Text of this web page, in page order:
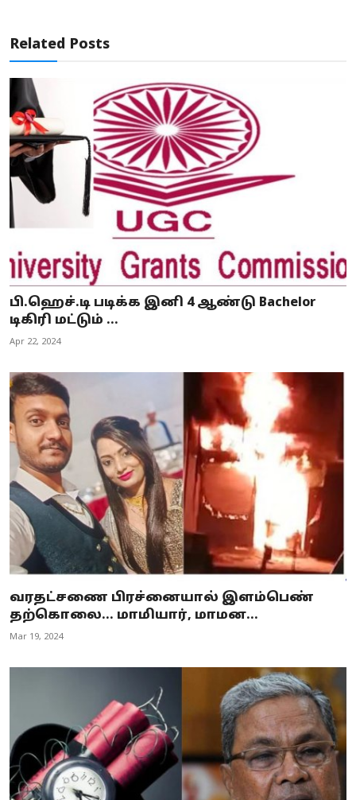
Related Posts
பி.ஹெச்.டி படிக்க இனி 4 ஆண்டு Bachelor
டிகிரி மட்டும் ...
Apr 22, 2024
வரதட்சணை பிரச்னையால் இளம்பெண்
தற்கொலை... மாமியார், மாமன...
Mar 19, 2024